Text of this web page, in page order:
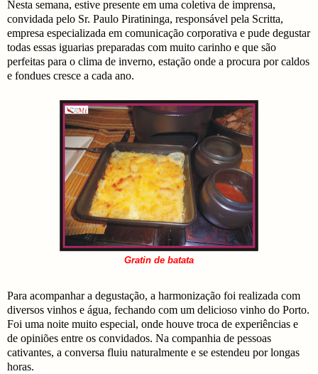
Nesta semana, estive presente em uma coletiva de imprensa,
convidada pelo Sr. Paulo Piratininga, responsável pela Scritta,
empresa especializada em comunicação corporativa e pude degustar
todas essas iguarias preparadas com muito carinho e que são
perfeitas para o clima de inverno, estação onde a procura por caldos
e fondues cresce a cada ano.
Gratin de batata
Para acompanhar a degustação, a harmonização foi realizada com
diversos vinhos e água, fechando com um delicioso vinho do Porto.
Foi uma noite muito especial, onde houve troca de experiências e
de opiniões entre os convidados. Na companhia de pessoas
cativantes, a conversa fluiu naturalmente e se estendeu por longas
horas.